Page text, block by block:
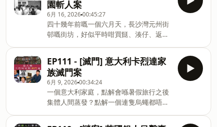
https://linktr.ee/myst
support the channel with a coffee :)☕
https://buymeacoffee.com/mysticislandjc
你嘅奇情故：
https://forms.gle/54924zaUXzquBbsg8
📱Instagram @mysticislandjc📱
Telegram @mysticislandjc🌳 https://li
車匙仲插住。究竟嗰晚，化糞池入面發生
過啲乜嘢事？就等我哋返到去一九八九年
二月二十八號嘅日本福島縣，重溫呢一單
被譽為日本犯罪史上最離奇嘅「福島便槽
怪死奇案」。感謝大家支持。You may
support the channel with a coffee :)☕
https://buymeacoffee.com/mysticislandjc
你嘅奇情故：
https://forms.gle/54924zaUXzquBbsg8
📱Instagram @mysticislandjc📱
Telegram @mysticislandjc🌳
https://linktr.ee/mysticislandjc
園斬人案
6月 16, 202600:45:27
四十幾年前嘅一個六月天，長沙灣元州街
邨嘅街坊，好似平時咁買餸、湊仔、返
面，幾十個得嗰幾歲大嘅小朋友，正開開
心心唱緊〈世界真細小〉。但就喺歌聲唱
到最響亮、最開心嗰一刻，地獄嘅門就打
開咗。一個後生仔，雙手各揸住一把刀，
突然之間衝入課室。本來充滿笑聲嘅唱遊
室，一下子變咗修羅地獄。呢一日，究竟
係乜嘢，令一個同邨住嘅後生仔，會對住
EP111 - [滅門] 意大利卡烈達家
族滅門案
6月 9, 202600:34:24
一個意大利家庭，點解會喺暑假旅行之後
集體人間蒸發？點解一個連隻烏蠅都唔敢
人物？係咩嘢驅使佢喺失蹤十年之後，突